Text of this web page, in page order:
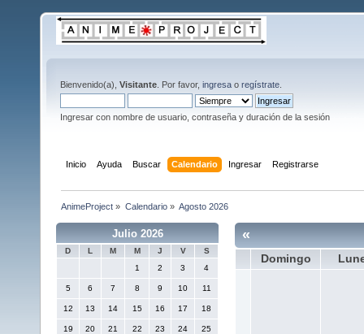
Bienvenido(a), Visitante . Por favor, ingresa o regístrate
Ingresar con nombre de usuario, contraseña y duración de la sesión
Inicio Ayuda Buscar Calendario Ingresar Registrarse
AnimeProject » Calendario» Agosto 2026
Julio 2026
D L M M J V
S
1
2 3 4
5 6 7 8 9 10 11
12 13 14 15 16 17 18
19 20 21 22 23 24 25
«
Domingo